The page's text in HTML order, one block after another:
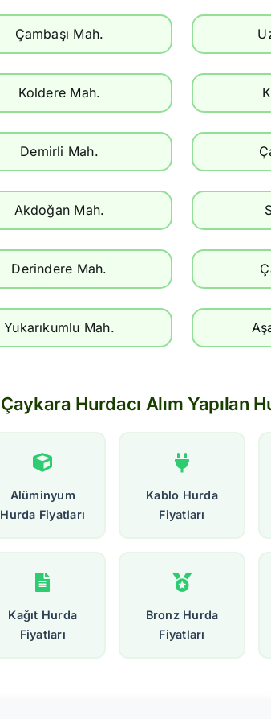
Çambaşı Mah.
Koldere Mah.
Demirli Mah.
Akdoğan Mah.
Derindere Mah.
Yukarıkumlu Mah.
Çaykara Hurdacı Alım Yapılan
Alüminyum
Hurda Fiyatları
Kablo Hurda
Fiyatları
Kağıt Hurda
Fiyatları
Bronz Hurda
Fiyatları